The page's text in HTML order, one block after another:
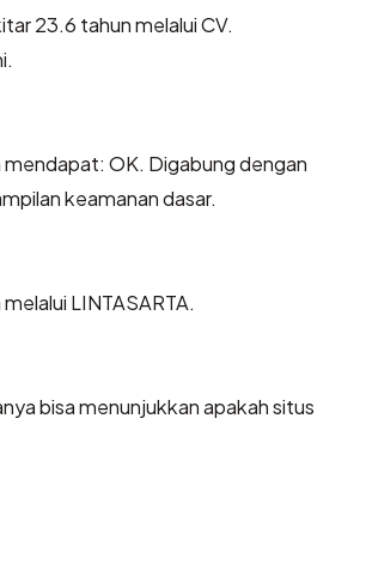
23.6 tahun melalui CV.
OK. Digabung dengan
keamanan dasar.
LINTASARTA.
bisa menunjukkan apakah situs